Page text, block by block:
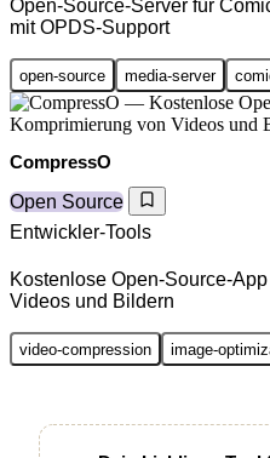
Open-Source-Server für
mit OPDS-Support
open-source media-server
CompressO
Open Source
Entwickler-Tools
Kostenlose Open-Source-
Videos und Bildern
video-compression image-